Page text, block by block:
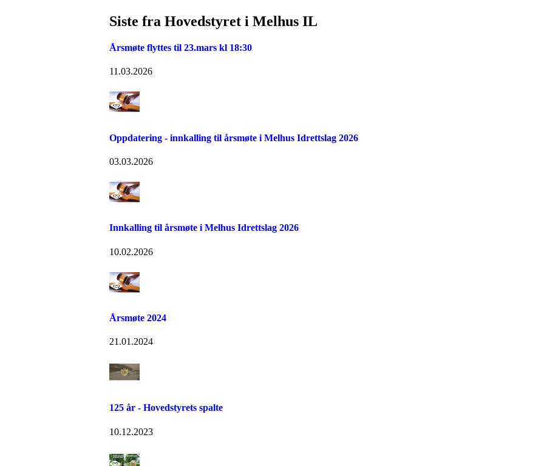
Siste fra Hovedstyret i Melhus IL
Årsmøte flyttes til 23.mars kl 18:30
11.03.2026
Oppdatering - innkalling til årsmøte i Melhus Idrettslag 2026
03.03.2026
Innkalling til årsmøte i Melhus Idrettslag 2026
10.02.2026
Årsmøte 2024
21.01.2024
125 år - Hovedstyrets spalte
10.12.2023